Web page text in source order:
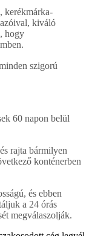
kerékmárka-
kiváló
hogy
szigorú
60 napon belül
rajta bármilyen
konténerben
és ebben
a 24 órás
megválaszolják.